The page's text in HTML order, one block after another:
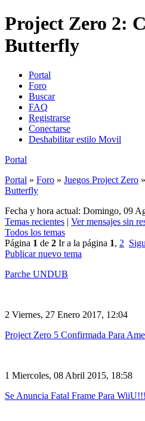
Project Zero 2:
Butterfly
Portal
Foro
Buscar
FAQ
Registrarse
Conectarse
Deshabilitar estilo Movil
Portal
Portal » Foro » Juegos Project Zero »
Butterfly
Fecha y hora actual: Domingo, 09
Temas recientes | Ver mensajes sin
Todos los temas
Página 1 de 2 Ir a la página 1, 2
Publicar nuevo tema
Parche UNDUB
2 Viernes, 27 Enero 2017, 12:04
Project Zero 5 Confirmada Para
1 Miercoles, 08 Abril 2015, 18:58
Se Anuncia Fatal Frame Para